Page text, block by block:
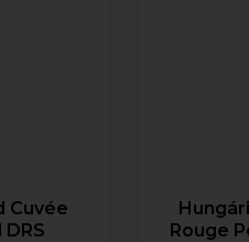
Cuvée
Rouge